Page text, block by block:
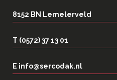
8152 BN Lemelerveld
T (0572) 37 13 01
E info@sercodak.nl